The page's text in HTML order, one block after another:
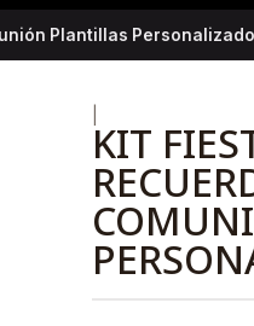
Plantillas Personalizado
KIT